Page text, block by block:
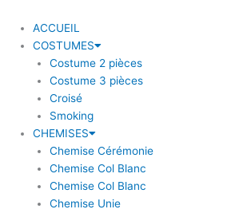
ACCUEIL
COSTUMES
Costume 2 pièces
Costume 3 pièces
Croisé
Smoking
CHEMISES
Chemise Cérémonie
Chemise Col Blanc
Chemise Col Blanc
Chemise Unie